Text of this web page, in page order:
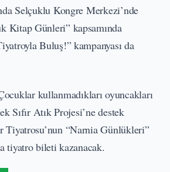
Selçuklu Kongre Merkezi’nde
Kitap Günleri” kapsamında
Buluş!” kampanyası da
kullanmadıkları oyuncakları
Sıfır Atık Projesi’ne destek
Tiyatrosu’nun “Narnia Günlükleri”
tiyatro bileti kazanacak.